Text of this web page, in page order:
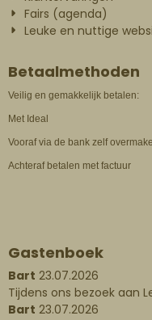
Fairs (agenda)
Leuke en nuttige
Betaalmethoden
Veilig en gemakkelijk betalen:
Met Ideal
Vooraf via de bank zelf
Achteraf betalen met factuur
Gastenboek
Bart 23.07.2026
Tijdens ons bezoek aan
Bart 23.07.2026